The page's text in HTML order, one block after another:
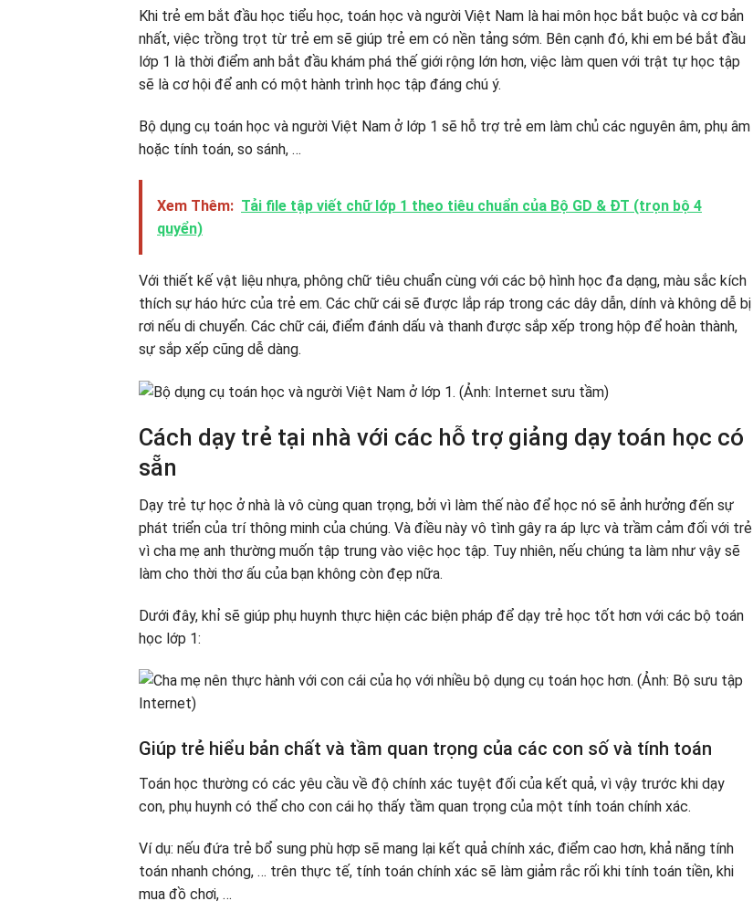
Khi trẻ em bắt đầu học tiểu học, toán học và người Việt Nam là hai môn học bắt buộc và cơ bản
nhất, việc trồng trọt từ trẻ em sẽ giúp trẻ em có nền tảng sớm. Bên cạnh đó, khi em bé bắt đầu
lớp 1 là thời điểm anh bắt đầu khám phá thế giới rộng lớn hơn, việc làm quen với trật tự học tập
sẽ là cơ hội để anh có một hành trình học tập đáng chú ý.
Bộ dụng cụ toán học và người Việt Nam ở lớp 1 sẽ hỗ trợ trẻ em làm chủ các nguyên âm, phụ âm
hoặc tính toán, so sánh, …
Xem Thêm: Tải file tập viết chữ lớp 1 theo tiêu chuẩn của Bộ GD & ĐT (trọn bộ 4
quyển)
Với thiết kế vật liệu nhựa, phông chữ tiêu chuẩn cùng với các bộ hình học đa dạng, màu sắc kích
thích sự háo hức của trẻ em. Các chữ cái sẽ được lắp ráp trong các dây dẫn, dính và không dễ bị
rơi nếu di chuyển. Các chữ cái, điểm đánh dấu và thanh được sắp xếp trong hộp để hoàn thành,
sự sắp xếp cũng dễ dàng.
Cách dạy trẻ tại nhà với các hỗ trợ giảng dạy toán học có
sẵn
Dạy trẻ tự học ở nhà là vô cùng quan trọng, bởi vì làm thế nào để học nó sẽ ảnh hưởng đến sự
phát triển của trí thông minh của chúng. Và điều này vô tình gây ra áp lực và trầm cảm đối với trẻ
vì cha mẹ anh thường muốn tập trung vào việc học tập. Tuy nhiên, nếu chúng ta làm như vậy sẽ
làm cho thời thơ ấu của bạn không còn đẹp nữa.
Dưới đây, khỉ sẽ giúp phụ huynh thực hiện các biện pháp để dạy trẻ học tốt hơn với các bộ toán
học lớp 1:
Giúp trẻ hiểu bản chất và tầm quan trọng của các con số và tính toán
Toán học thường có các yêu cầu về độ chính xác tuyệt đối của kết quả, vì vậy trước khi dạy
con, phụ huynh có thể cho con cái họ thấy tầm quan trọng của một tính toán chính xác.
Ví dụ: nếu đứa trẻ bổ sung phù hợp sẽ mang lại kết quả chính xác, điểm cao hơn, khả năng tính
toán nhanh chóng, … trên thực tế, tính toán chính xác sẽ làm giảm rắc rối khi tính toán tiền, khi
mua đồ chơi, …